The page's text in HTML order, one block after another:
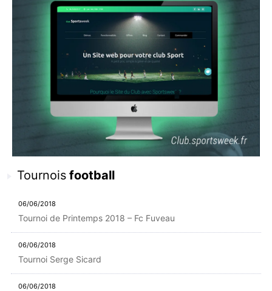
Tournoisfootball
06/06/2018
Tournoi de Printemps 2018 – Fc Fuveau
06/06/2018
Tournoi Serge Sicard
06/06/2018